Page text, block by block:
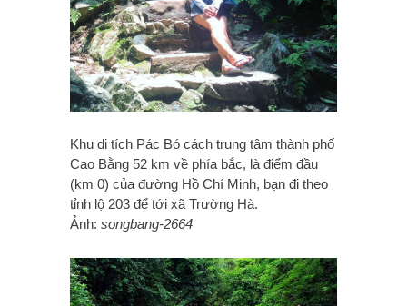
Khu di tích Pác Bó cách trung tâm thành phố
Cao Bằng 52 km về phía bắc, là điểm đầu
(km 0) của đường Hồ Chí Minh, bạn đi theo
tỉnh lộ 203 để tới xã Trường Hà.
Ảnh: songbang-2664